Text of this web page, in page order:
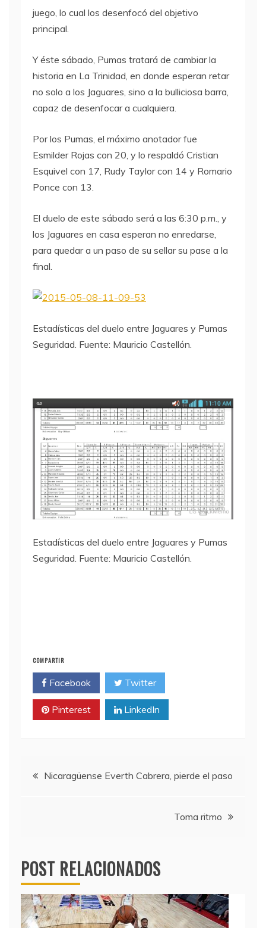
juego, lo cual los desenfocó del objetivo
principal.
Y éste sábado, Pumas tratará de cambiar la
historia en La Trinidad, en donde esperan retar
no solo a los Jaguares, sino a la bulliciosa barra,
capaz de desenfocar a cualquiera.
Por los Pumas, el máximo anotador fue
Esmilder Rojas con 20, y lo respaldó Cristian
Esquivel con 17, Rudy Taylor con 14 y Romario
Ponce con 13.
El duelo de este sábado será a las 6:30 p.m., y
los Jaguares en casa esperan no enredarse,
para quedar a un paso de su sellar su pase a la
final.
Estadísticas del duelo entre Jaguares y Pumas
Seguridad. Fuente: Mauricio Castellón.
Estadísticas del duelo entre Jaguares y Pumas
Seguridad. Fuente: Mauricio Castellón.
COMPARTIR
Facebook Twitter
Pinterest LinkedIn
Navegación
Nicaragüense Everth Cabrera, pierde el paso
Toma ritmo
POST RELACIONADOS